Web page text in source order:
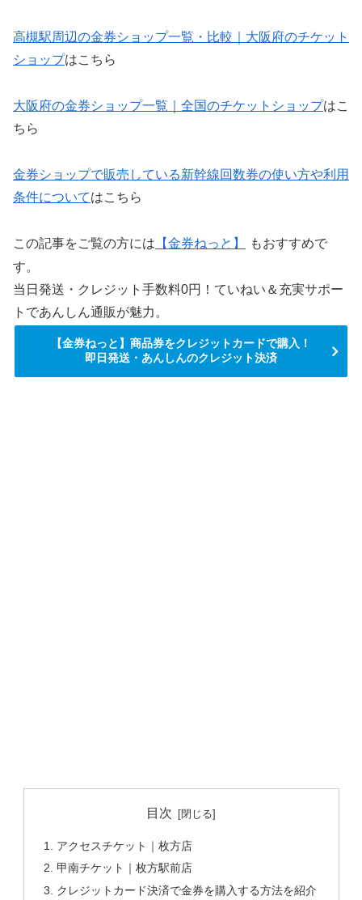
高槻駅周辺の金券ショップ一覧・比較｜大阪府のチケット
ショップはこちら
大阪府の金券ショップ一覧｜全国のチケットショップはこ
ちら
金券ショップで販売している新幹線回数券の使い方や利用
条件についてはこちら
この記事をご覧の方には 【金券ねっと】
もおすすめで
す。
当日発送・クレジット手数料0円！ていねい＆充実サポー
トであんしん通販が魅力。
【金券ねっと】商品券をクレジットカードで購入！
即日発送・あんしんのクレジット決済
目次
アクセスチケット｜枚方店
甲南チケット｜枚方駅前店
クレジットカード決済で金券を購入する方法を紹介